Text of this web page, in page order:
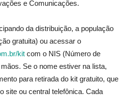
e Comunicações.
da distribuição, a população
gratuita) ou acessar o
kit com o NIS (Número de
Se o nome estiver na lista,
para retirada do kit gratuito, que
site ou central telefônica. Cada